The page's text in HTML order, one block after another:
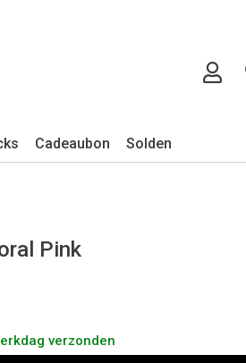
Cadeaubon Solden
Pink
verzonden